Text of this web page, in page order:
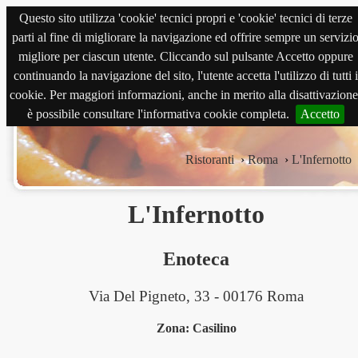
Questo sito utilizza 'cookie' tecnici propri e 'cookie' tecnici di terze
parti al fine di migliorare la navigazione ed offrire sempre un servizio
migliore per ciascun utente. Cliccando sul pulsante Accetto oppure
continuando la navigazione del sito, l'utente accetta l'utilizzo di tutti i
cookie. Per maggiori informazioni, anche in merito alla
è possibile consultare l'informativa cookie completa.
Accetto
magnabene.com
Ristoranti ›Roma › L'Infernotto
L'Infernotto
Enoteca
Via Del Pigneto, 33 - 00176 Roma
Zona: Casilino